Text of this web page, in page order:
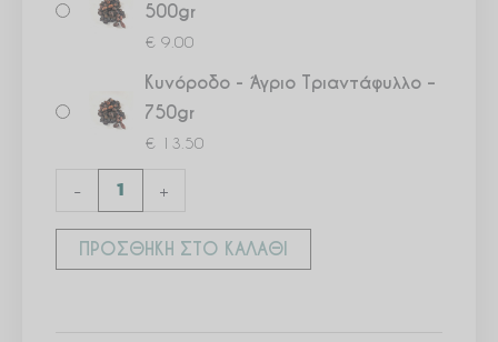
500gr
€ 9.00
Κυνόροδο - Άγριο Τριαντάφυλλο –
750gr
€ 13.50
- +
ΠΡΟΣΘΉΚΗ ΣΤΟ ΚΑΛΆΘΙ